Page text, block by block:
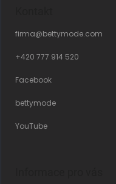
firma@bettymode.com
+420 777 914 520
Facebook
bettymode
YouTube